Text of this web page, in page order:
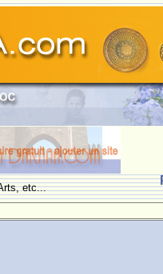
etc...